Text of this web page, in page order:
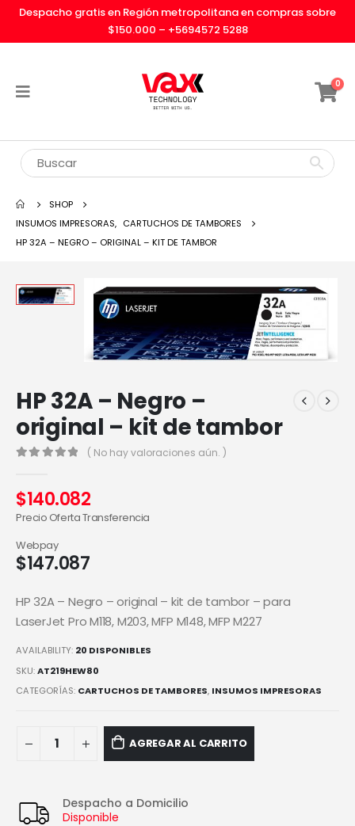
Despacho gratis en Región metropolitana en compras sobre
$150.000 – +5694572 5288
0
SHOP
INSUMOS IMPRESORAS, CARTUCHOS DE TAMBORES
HP 32A – NEGRO – ORIGINAL – KIT DE TAMBOR
HP 32A – Negro –
original – kit de tambor
( No hay valoraciones aún. )
$140.082
Precio Oferta Transferencia
$147.087
Webpay
HP 32A – Negro – original – kit de tambor – para
LaserJet Pro M118, M203, MFP M148, MFP M227
AVAILABILITY: 20 DISPONIBLES
SKU:AT219HEW80
CATEGORÍAS: CARTUCHOS DE TAMBORES, INSUMOS IMPRESORAS
AGREGAR AL CARRITO
Despacho a Domicilio
Disponible